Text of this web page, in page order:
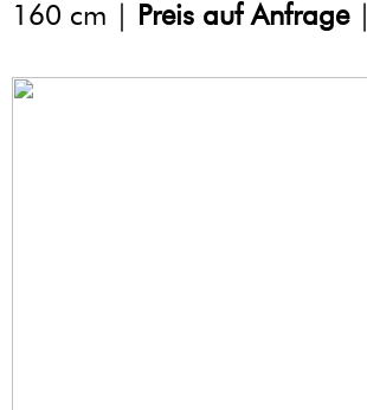
160 cm | Preis auf Anfrage|